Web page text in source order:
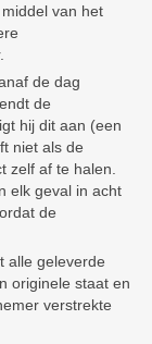
van het
de dag
de
hij dit aan (een
niet als de
zelf af te halen.
elk geval in acht
de
alle geleverde
originele staat en
verstrekte